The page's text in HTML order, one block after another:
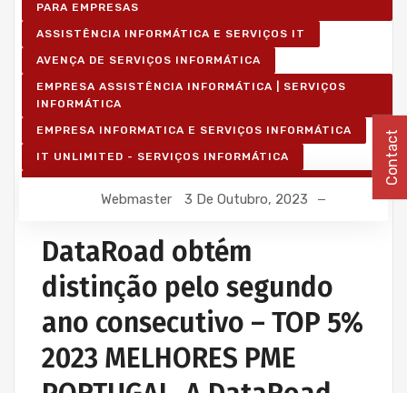
PARA EMPRESAS
ASSISTÊNCIA INFORMÁTICA E SERVIÇOS IT
AVENÇA DE SERVIÇOS INFORMÁTICA
EMPRESA ASSISTÊNCIA INFORMÁTICA | SERVIÇOS
INFORMÁTICA
EMPRESA INFORMATICA E SERVIÇOS INFORMÁTICA
IT UNLIMITED - SERVIÇOS INFORMÁTICA
Webmaster 3 De Outubro, 2023
DataRoad obtém
distinção pelo segundo
ano consecutivo – TOP 5%
2023 MELHORES PME
Contact